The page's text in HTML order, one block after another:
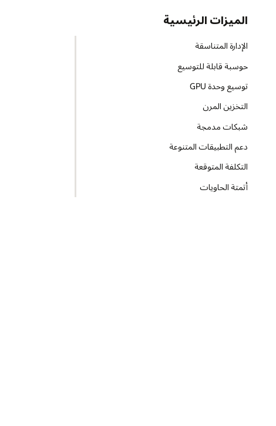
الميزات الرئيسية
الإدارة المتناسقة
حوسبة قابلة للتوسيع
توسيع وحدة GPU
التخزين المرن
شبكات مدمجة
دعم التطبيقات المتنوعة
التكلفة المتوقعة
أتمتة الحاويات